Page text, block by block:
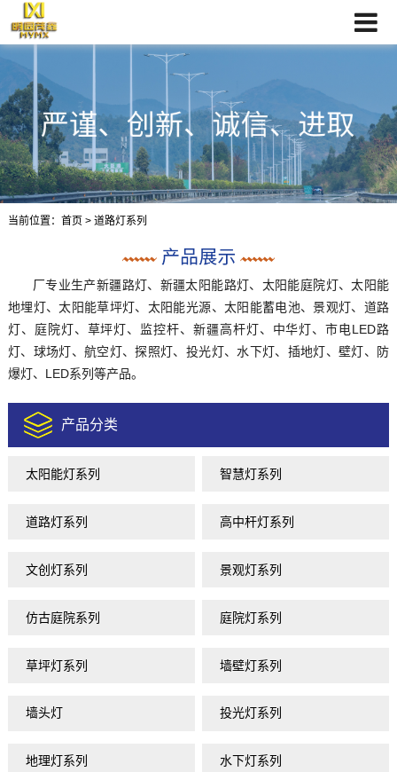
当前位置： 首页 > 道路灯系列
厂专业生产新疆路灯、新疆太阳能路灯、太阳能庭院灯、太阳能
地埋灯、太阳能草坪灯、太阳能光源、太阳能蓄电池、景观灯、道路
灯、庭院灯、草坪灯、监控杆、新疆高杆灯、中华灯、市电LED路
灯、球场灯、航空灯、探照灯、投光灯、水下灯、插地灯、壁灯、防
爆灯、LED系列等产品。
产品分类
太阳能灯系列 智慧灯系列
道路灯系列 高中杆灯系列
文创灯系列 景观灯系列
仿古庭院系列 庭院灯系列
草坪灯系列 墙壁灯系列
墙头灯 投光灯系列
地理灯系列 水下灯系列